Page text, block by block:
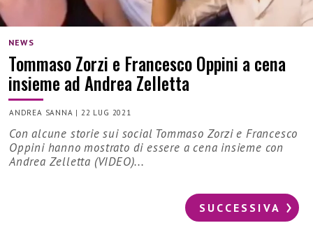
NEWS
Tommaso Zorzi e Francesco Oppini a cena
insieme ad Andrea Zelletta
ANDREA SANNA |22 LUG 2021
Con alcune storie sui social Tommaso Zorzi e Francesco
Oppini hanno mostrato di essere a cena insieme con
Andrea Zelletta (VIDEO)...
SUCCESSIVA